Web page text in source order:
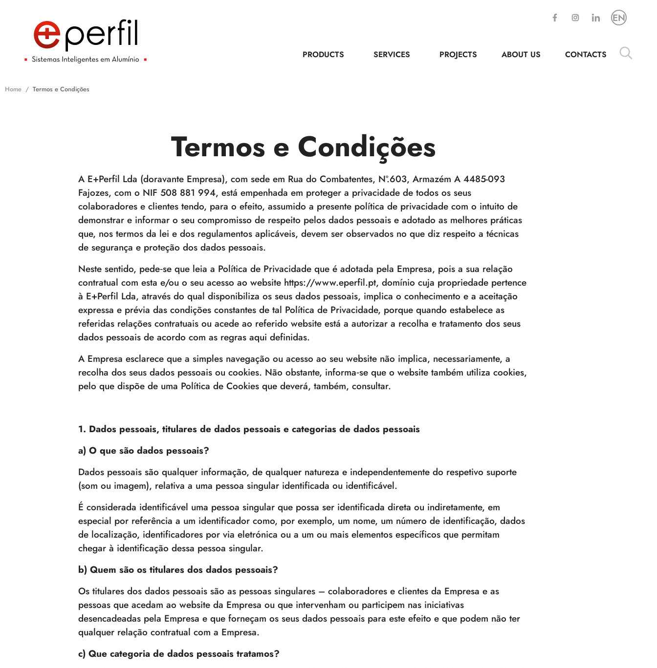
EN
PRODUCTS SERVICES PROJECTS ABOUT US CONTACTS
Home Termos e Condições
Termos e Condições
A E+Perfil Lda (doravante Empresa), com sede em Rua do Combatentes, Nº.603, Armazém A 4485-093
Fajozes, com o NIF 508 881 994, está empenhada em proteger a privacidade de todos os seus
colaboradores e clientes tendo, para o efeito, assumido a presente política de privacidade com o intuito de
demonstrar e informar o seu compromisso de respeito pelos dados pessoais e adotado as melhores práticas
que, nos termos da lei e dos regulamentos aplicáveis, devem ser observados no que diz respeito a técnicas
de segurança e proteção dos dados pessoais.
Neste sentido, pede‐se que leia a Política de Privacidade que é adotada pela Empresa, pois a sua relação
contratual com esta e/ou o seu acesso ao website https://www.eperfil.pt, domínio cuja propriedade pertence
à E+Perfil Lda, através do qual disponibiliza os seus dados pessoais, implica o conhecimento e a aceitação
expressa e prévia das condições constantes de tal Política de Privacidade, porque quando estabelece as
referidas relações contratuais ou acede ao referido website está a autorizar a recolha e tratamento dos seus
dados pessoais de acordo com as regras aqui definidas.
A Empresa esclarece que a simples navegação ou acesso ao seu website não implica, necessariamente, a
recolha dos seus dados pessoais ou cookies. Não obstante, informa‐se que o website também utiliza cookies,
pelo que dispõe de uma Política de Cookies que deverá, também, consultar.
1. Dados pessoais, titulares de dados pessoais e categorias de dados pessoais
a) O que são dados pessoais?
Dados pessoais são qualquer informação, de qualquer natureza e independentemente do respetivo suporte
(som ou imagem), relativa a uma pessoa singular identificada ou identificável.
É considerada identificável uma pessoa singular que possa ser identificada direta ou indiretamente, em
especial por referência a um identificador como, por exemplo, um nome, um número de identificação, dados
de localização, identificadores por via eletrónica ou a um ou mais elementos específicos que permitam
chegar à identificação dessa pessoa singular.
b) Quem são os titulares dos dados pessoais?
Os titulares dos dados pessoais são as pessoas singulares – colaboradores e clientes da Empresa e as
pessoas que acedam ao website da Empresa ou que intervenham ou participem nas iniciativas
desencadeadas pela Empresa e que forneçam os seus dados pessoais para este efeito e que podem não ter
qualquer relação contratual com a Empresa.
c) Que categoria de dados pessoais tratamos?